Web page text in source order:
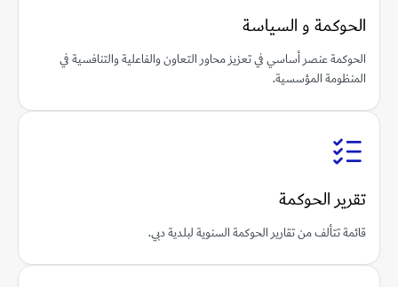
الحوكمة و السياسة
الحوكمة عنصر أساسي في تعزيز محاور التعاون والفاعلية والتنافسية في
المنظومة المؤسسية.
تقرير الحوكمة
قائمة تتألف من تقارير الحوكمة السنوية لبلدية دبي.